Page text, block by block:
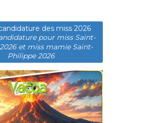
des miss 2026
pour miss Saint-
et miss mamie Saint-
Philippe 2026